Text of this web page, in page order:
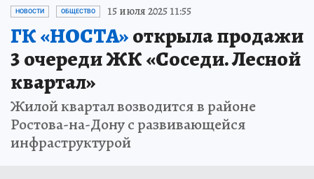
НОВОСТИ ОБЩЕСТВО 15 июля 2025 11:55
ГК «НОСТА»открыла продажи
3 очереди ЖК «Соседи. Лесной
квартал»
Жилой квартал возводится в районе
Ростова-на-Дону с развивающейся
инфраструктурой